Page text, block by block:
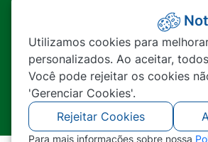
Ouvidoria
SIC
Utilizamos cookies para
personalizados. Ao aceitar,
Você pode rejeitar os cookies
'Gerenciar Cookies'.
Rejeitar Cookies
Para mais informações sobre nossa